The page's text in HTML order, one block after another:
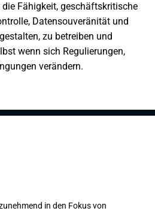
Fähigkeit, geschäftskritische
Datensouveränität und
zu betreiben und
wenn sich Regulierungen,
verändern.
in den Fokus von